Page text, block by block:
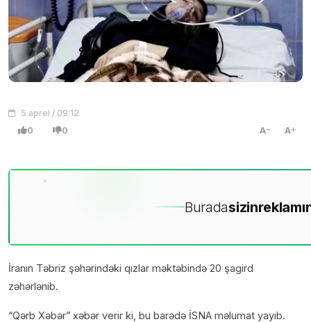
5 aprel / 09:12
0 0 A A
Buradasizin
İranın Təbriz şəhərindəki qızlar məktəbində 20 şagird
zəhərlənib.
“Qərb Xəbər” xəbər verir ki, bu barədə İSNA məlumat yayıb.